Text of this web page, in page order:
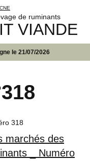
de ruminants
VIANDE
le 21/07/2026
318
marchés des
_ Numéro